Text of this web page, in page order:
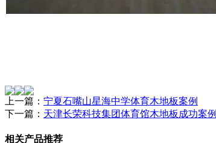
上一篇： 宁夏石嘴山星海中学体育木地板案例
下一篇： 天津长荣科技集团体育馆木地板成功案例
相关产品推荐